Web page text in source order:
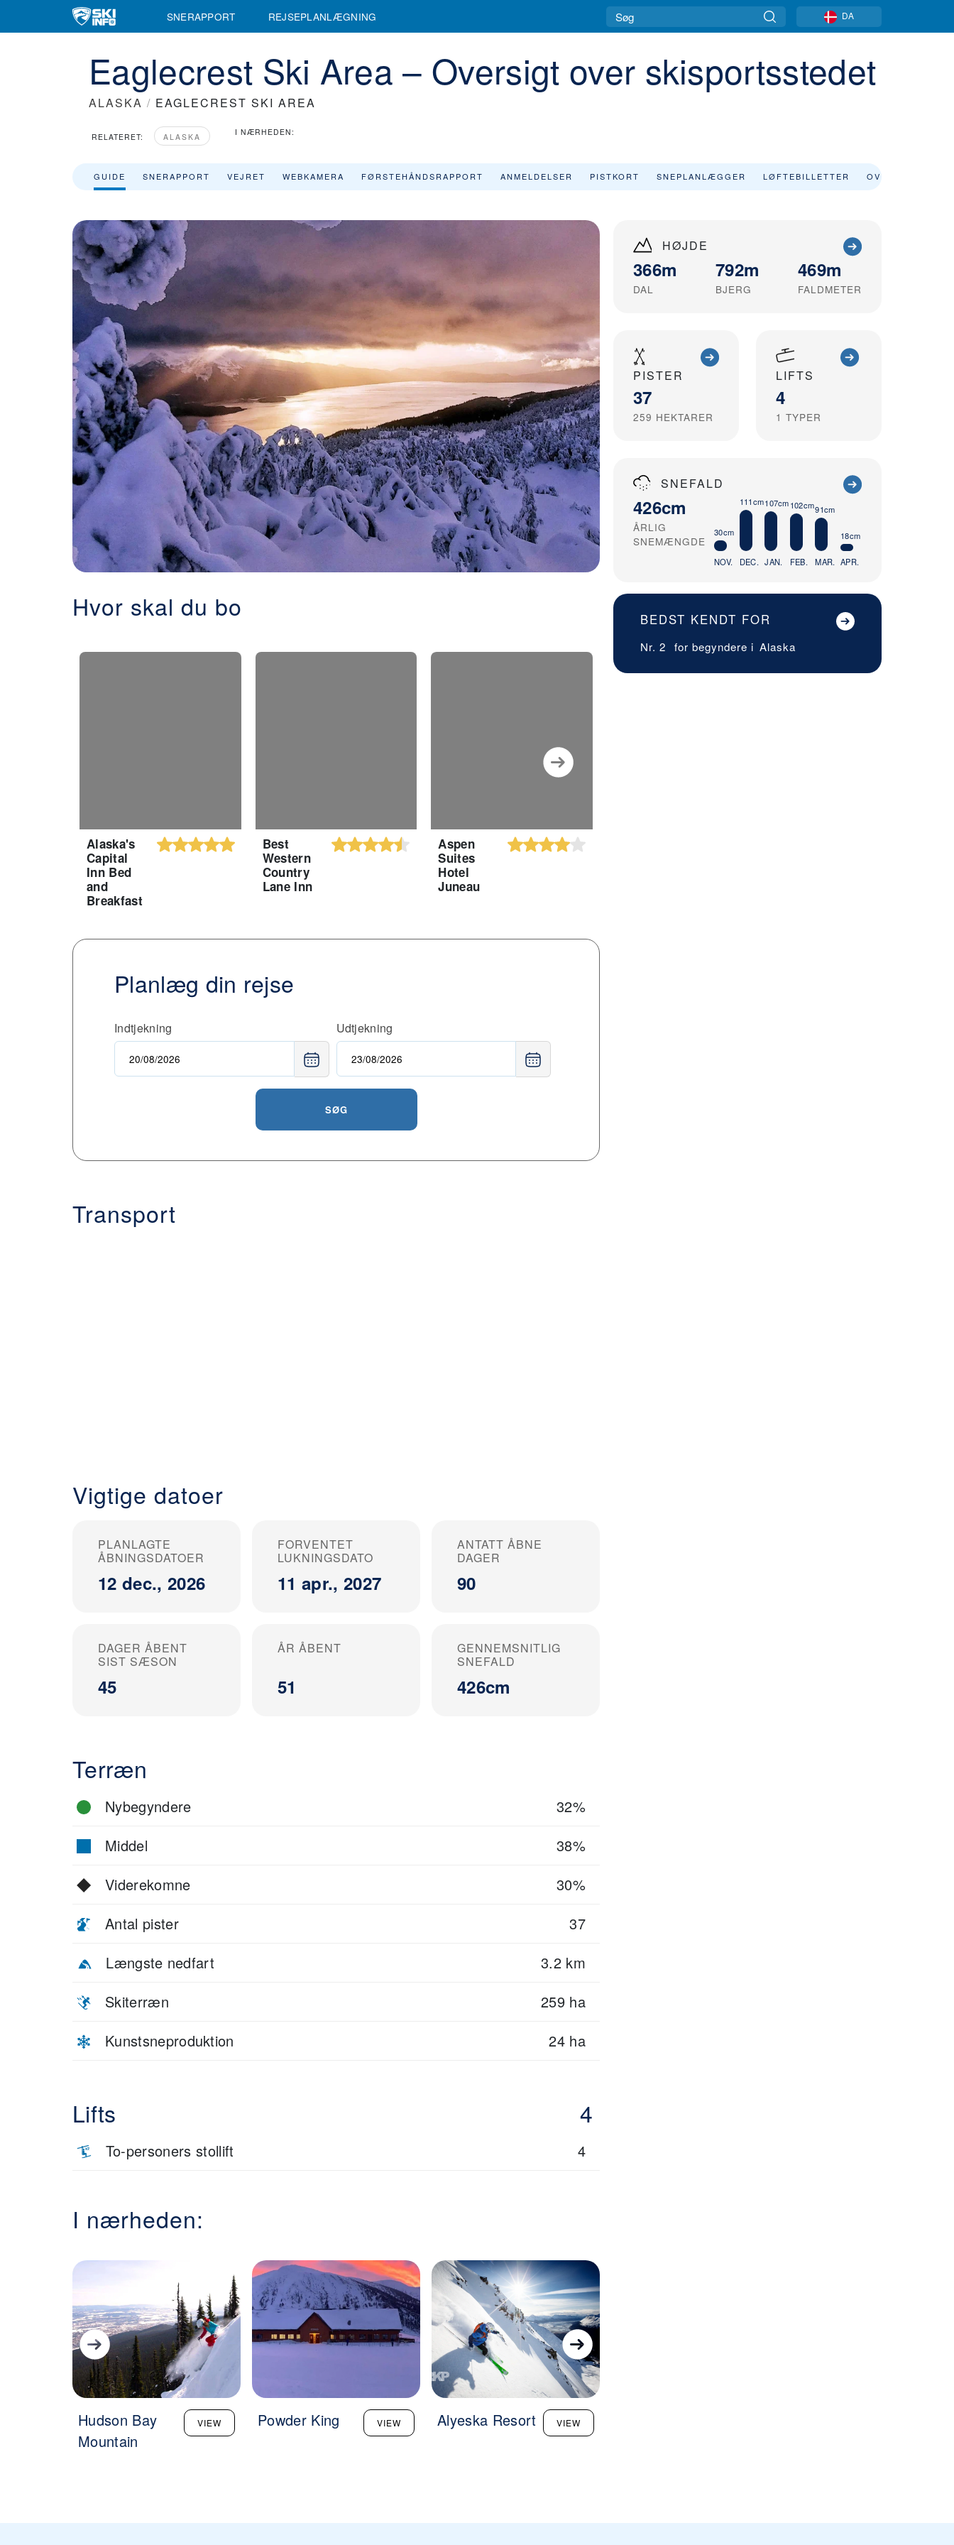
SNERAPPORT REJSEPLANLÆGNING DA
Eaglecrest Ski Area – Oversigt over skisportsstedet
ALASKA / EAGLECREST SKI AREA
RELATERET: ALASKA I NÆRHEDEN:
GUIDE SNERAPPORT VEJRET WEBKAMERA FØRSTEHÅNDSRAPPORT ANMELDELSER PISTKORT SNEPLANLÆGGER LØFTEBILLETTER OVERNATNING
HØJDE
366m
DAL
792m
BJERG
469m
FALDMETER
PISTER
37
259 HEKTARER
LIFTS
4
1 TYPER
SNEFALD
426cm
ÅRLIG
SNEMÆNGDE
30cm
NOV.
111cm
DEC.
107cm
JAN.
102cm
FEB.
91cm
MAR.
18cm
APR.
BEDST KENDT FOR
Nr. 2 for begyndere i Alaska
Hvor skal du bo
Alaska's
Capital
Inn Bed
and
Breakfast
Best
Western
Country
Lane Inn
Aspen
Suites
Hotel
Juneau
Planlæg din rejse
Indtjekning Udtjekning
SØG
Transport
Vigtige datoer
PLANLAGTE
ÅBNINGSDATOER
12 dec., 2026
FORVENTET
LUKNINGSDATO
11 apr., 2027
ANTATT ÅBNE
DAGER
90
DAGER ÅBENT
SIST SÆSON
45
ÅR ÅBENT
51
GENNEMSNITLIG
SNEFALD
426cm
Terræn
Nybegyndere
32%
Middel
38%
Viderekomne
30%
Antal pister
37
Længste nedfart
3.2 km
Skiterræn
259 ha
Kunstsneproduktion
24 ha
Lifts 4
To-personers stollift 4
I nærheden:
Hudson Bay
Mountain
VIEW Powder King VIEW Alyeska Resort VIEW